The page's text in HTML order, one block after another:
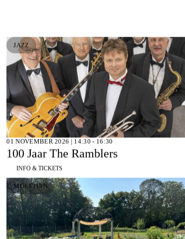
JAZZ
01 NOVEMBER 2026 | 14:30 - 16:30
100 Jaar The Ramblers
INFO & TICKETS
MOESTUIN